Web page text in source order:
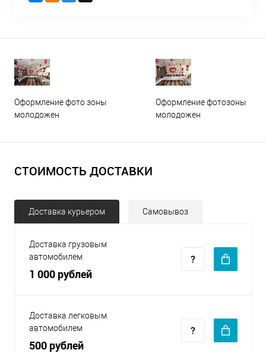
Оформление фото зоны
молодожен
Оформление фотозоны
молодожен
СТОИМОСТЬ ДОСТАВКИ
Доставка курьером Самовывоз
Доставка грузовым
автомобилем
1 000 рублей
Доставка легковым
автомобилем
500 рублей